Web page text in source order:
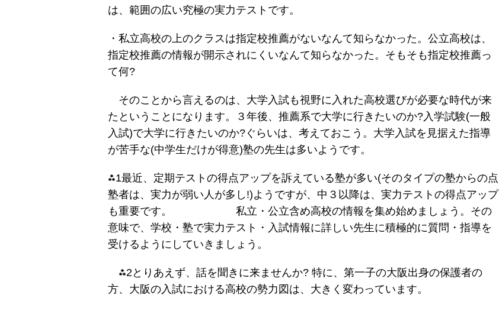
は、範囲の広い究極の実力テストです。
・私立高校の上のクラスは指定校推薦がないなんて知らなかった。公立高校は、
指定校推薦の情報が開示されにくいなんて知らなかった。そもそも指定校推薦っ
て何?
そのことから言えるのは、大学入試も視野に入れた高校選びが必要な時代が来
たということになります。３年後、推薦系で大学に行きたいのか?入学試験(一般
入試)で大学に行きたいのか?ぐらいは、考えておこう。大学入試を見据えた指導
が苦手な(中学生だけが得意)塾の先生は多いようです。
⁂1最近、定期テストの得点アップを訴えている塾が多い(そのタイプの塾からの点
塾者は、実力が弱い人が多し!)ようですが、中３以降は、実力テストの得点アップ
も重要です。 私立・公立含め高校の情報を集め始めましょう。その
意味で、学校・塾で実力テスト・入試情報に詳しい先生に積極的に質問・指導を
受けるようにしていきましょう。
⁂2とりあえず、話を聞きに来ませんか? 特に、第一子の大阪出身の保護者の
方、大阪の入試における高校の勢力図は、大きく変わっています。